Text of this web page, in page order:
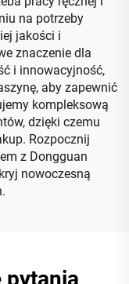
na potrzeby
jakości i
znaczenie dla
i innowacyjność,
aby zapewnić
kompleksową
dzięki czemu
Rozpocznij
z Dongguan
nowoczesną
pytania